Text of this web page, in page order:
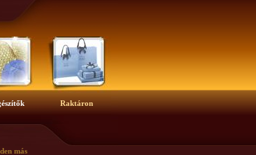
Raktáron
más